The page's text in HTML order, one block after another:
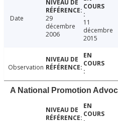
Date
29
décembre
2006
11
décembre
2015
Observation
A National Promotion